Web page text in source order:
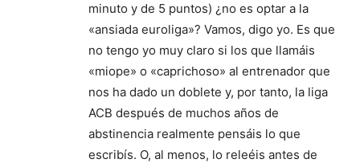
minuto y de 5 puntos) ¿no es optar a la
«ansiada euroliga»? Vamos, digo yo. Es que
no tengo yo muy claro si los que llamáis
«miope» o «caprichoso» al entrenador que
nos ha dado un doblete y, por tanto, la liga
ACB después de muchos años de
abstinencia realmente pensáis lo que
escribís. O, al menos, lo releéis antes de